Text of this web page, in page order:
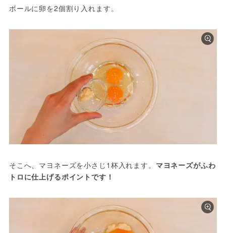
ボールに卵を2個割り入れます。
そこへ、マヨネーズを小さじ1杯入れます。 マヨネーズがふわ
トロに仕上げるポイントです！